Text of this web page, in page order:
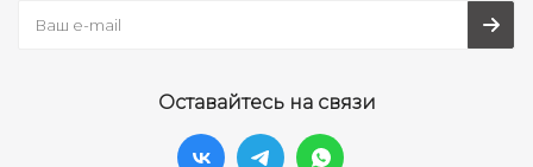
Оставайтесь на связи